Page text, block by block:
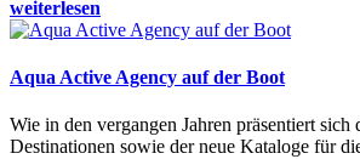
weiterlesen
Aqua Active Agency auf der Boot
Wie in den vergangen Jahren präsentiert
Destinationen sowie der neue Kataloge für